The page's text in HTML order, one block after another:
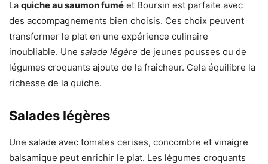
La quiche au saumon fumé et Boursin est parfaite avec
des accompagnements bien choisis. Ces choix peuvent
transformer le plat en une expérience culinaire
inoubliable. Une salade légère de jeunes pousses ou de
légumes croquants ajoute de la fraîcheur. Cela équilibre la
richesse de la quiche.
Salades légères
Une salade avec tomates cerises, concombre et vinaigre
balsamique peut enrichir le plat. Les légumes croquants